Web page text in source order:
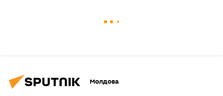
Молдова